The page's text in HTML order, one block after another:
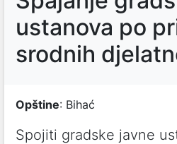
ustanova po
srodnih
Opštine: Bihać
Spojiti gradske javne